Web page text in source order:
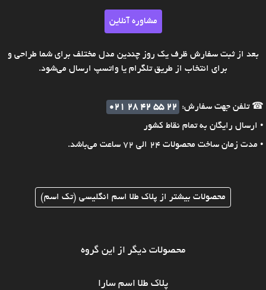
مشاوره آنلاین
بعد از ثبت سفارش ظرف یک روز چندین مدل مختلف برای شما طراحی و
برای انتخاب از طریق تلگرام یا واتسپ ارسال می‌شود.
☎ تلفن جهت سفارش:
021 28 42 55 22
• ارسال رایگان به تمام نقاط کشور
• مدت زمان ساخت محصولات 24 الی 72 ساعت می‌باشد.
محصولات بیشتر از پلاک طلا اسم انگلیسی (تک اسم)
محصولات دیگر از این گروه
پلاک طلا اسم سارا